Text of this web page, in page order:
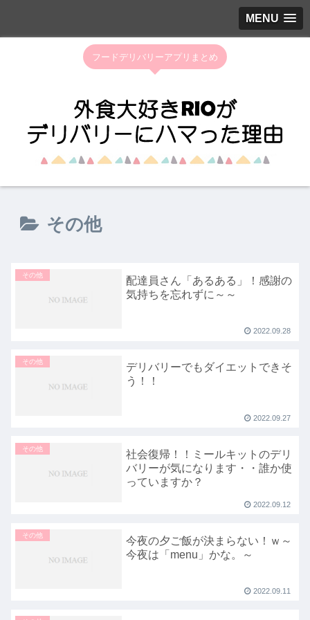
MENU
フードデリバリーアプリまとめ
その他
その他
配達員さん「あるある」！感謝の
気持ちを忘れずに～～
2022.09.28
その他
デリバリーでもダイエットできそ
う！！
2022.09.27
その他
社会復帰！！ミールキットのデリ
バリーが気になります・・誰か使
っていますか？
2022.09.12
その他
今夜の夕ご飯が決まらない！ｗ～
今夜は「menu」かな。～
2022.09.11